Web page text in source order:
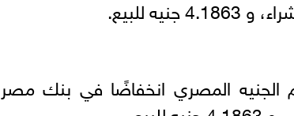
الجنيه المصري انخفاضًا في بنك مصر